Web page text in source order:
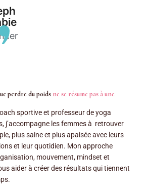
perdre du poids ne se résume pas à une
sportive et professeur de yoga
j’accompagne les femmes à retrouver
plus saine et plus apaisée avec leurs
et leur quotidien. Mon approche
mouvement, mindset et
aider à créer des résultats qui tiennent